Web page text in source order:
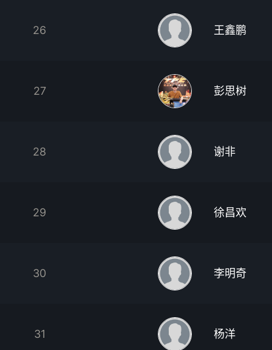
26 王鑫鹏
27 彭思树
28 谢非
29 徐昌欢
30 李明奇
31 杨洋